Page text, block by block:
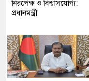
নিরপেক্ষ ও বিশ্বাসযোগ্য:
প্রধানমন্ত্রী